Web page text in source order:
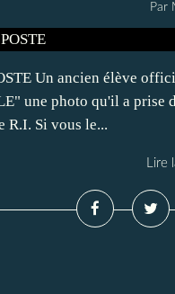
Par
Un ancien élève
une photo qu'il a prise
R.I. Si vous le...
Lire